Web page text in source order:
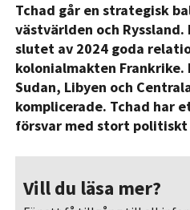
Tchad går en strategisk
västvärlden och
slutet av 2024 goda
kolonialmakten Frankrike.
Sudan, Libyen och
komplicerade. Tchad har
försvar med stort
Vill du läsa mer?